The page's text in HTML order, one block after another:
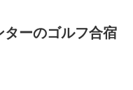
ーのゴルフ合宿